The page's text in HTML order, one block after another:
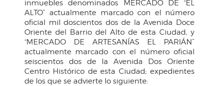
inmuebles denominados MERCADO DE “EL
ALTO” actualmente marcado con el número
oficial mil doscientos dos de la Avenida Doce
Oriente del Barrio del Alto de esta Ciudad, y
“MERCADO DE ARTESANÍAS EL PARIÁN”
actualmente marcado con el número oficial
seiscientos dos de la Avenida Dos Oriente
Centro Histórico de esta Ciudad; expedientes
de los que se advierte lo siguiente: